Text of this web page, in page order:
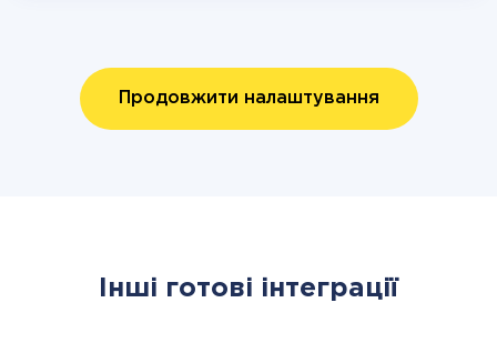
Продовжити налаштування
Інші готові інтеграції